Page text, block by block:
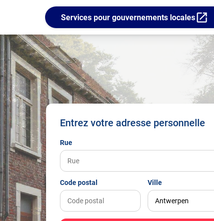
Services pour gouvernements localesopen_in_new
Entrez votre adresse personnelle
Rue
Code postal Ville